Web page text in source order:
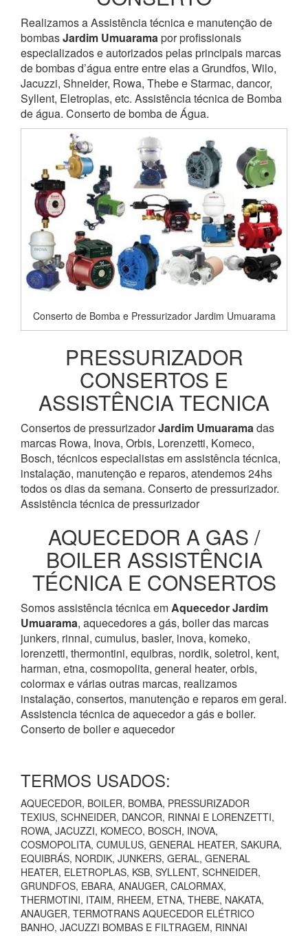
Realizamos a Assistência técnica e manutenção de
bombasJardim Umuaramapor profissionais
especializados e autorizados pelas principais marcas
de bombas d’água entre entre elas a Grundfos, Wilo,
Jacuzzi, Shneider, Rowa, Thebe e Starmac, dancor,
Syllent, Eletroplas, etc. Assistência técnica de Bomba
de água. Conserto de bomba de Água.
Conserto de Bomba e Pressurizador Jardim Umuarama
PRESSURIZADOR
CONSERTOS E
ASSISTÊNCIA TECNICA
Consertos de pressurizadorJardim Umuaramadas
marcas Rowa, Inova, Orbis, Lorenzetti, Komeco,
Bosch, técnicos especialistas em assistência técnica,
instalação, manutenção e reparos, atendemos 24hs
todos os dias da semana. Conserto de pressurizador.
Assistência técnica de pressurizador
AQUECEDOR A GAS /
BOILER ASSISTÊNCIA
TÉCNICA E CONSERTOS
Somos assistência técnica emAquecedorJardim
Umuarama, aquecedores a gás, boiler das marcas
junkers, rinnai, cumulus, basler, inova, komeko,
lorenzetti, thermontini, equibras, nordik, soletrol, kent,
harman, etna, cosmopolita, general heater, orbis,
colormax e várias outras marcas, realizamos
instalação, consertos, manutenção e reparos em geral.
Assistencia técnica de aquecedor a gás e boiler.
Conserto de boiler e aquecedor
TERMOS USADOS:
AQUECEDOR, BOILER, BOMBA, PRESSURIZADOR
TEXIUS, SCHNEIDER, DANCOR, RINNAI E LORENZETTI,
ROWA, JACUZZI, KOMECO, BOSCH, INOVA,
COSMOPOLITA, CUMULUS, GENERAL HEATER, SAKURA,
EQUIBRÁS, NORDIK, JUNKERS, GERAL, GENERAL
HEATER, ELETROPLAS, KSB, SYLLENT, SCHNEIDER,
GRUNDFOS, EBARA, ANAUGER, CALORMAX,
THERMOTINI, ITAIM, RHEEM, ETNA, THEBE, NAKATA,
ANAUGER, TERMOTRANS AQUECEDOR ELÉTRICO
BANHO, JACUZZI BOMBAS E FILTRAGEM, RINNAI